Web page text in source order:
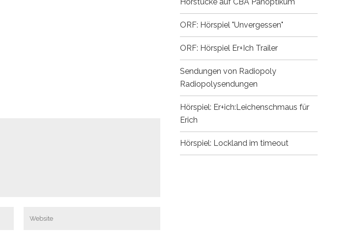
ORF: Hörspiel "Unvergessen"
ORF: Hörspiel Er+Ich Trailer
Sendungen von Radiopoly
Radiopolysendungen
Hörspiel: Er+ich:Leichenschmaus für
Erich
Hörspiel: Lockland im timeout